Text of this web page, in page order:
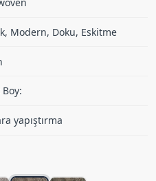
Modern, Doku, Eskitme
Boy:
yapıştırma